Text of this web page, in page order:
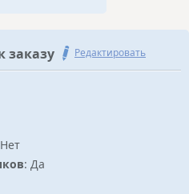
Редактировать
: Да